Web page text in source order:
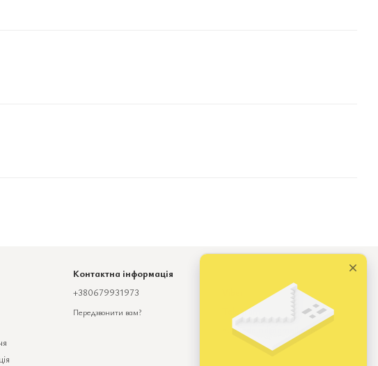
Контактна інформація
+380679931973
Передзвонити вам?
Telegram
numinda.od@gmail.com